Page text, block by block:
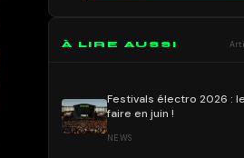
À LIRE AUSSI
Festivals électro 2026 :
faire en juin !
NEWS